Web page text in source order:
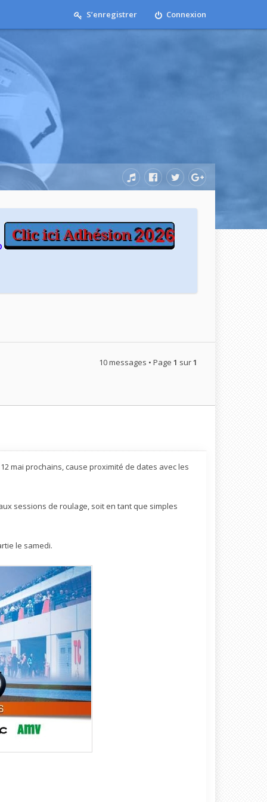
Connexion
S’enregistrer
10 messages • Page 1 sur1
mai prochains, cause proximité de dates avec les
sessions de roulage, soit en tant que simples
le samedi.